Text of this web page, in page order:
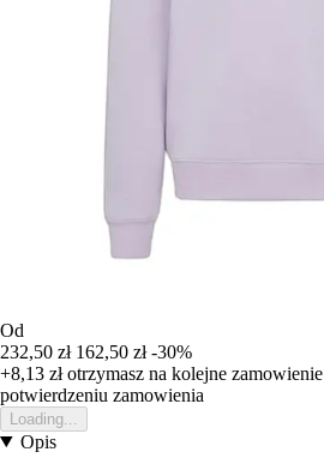
Od
232,50 zł 162,50 zł -30%
+8,13 złotrzymasz na kolejne zamowienie
potwierdzeniu zamowienia
Loading...
Opis